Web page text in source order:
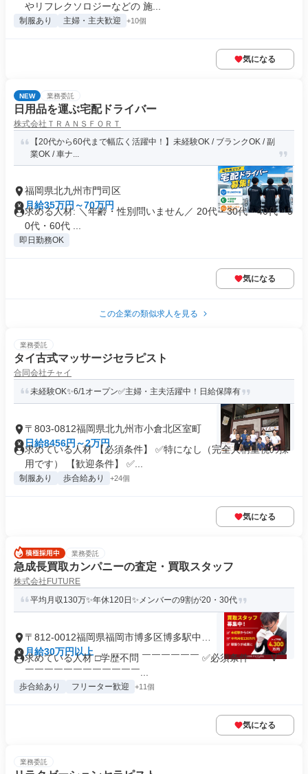
やリフレクソロジーなどの 施...
制服あり 主婦・主夫歓迎 +10個
気になる
NEW 業務委託
日用品を運ぶ宅配ドライバー
株式会社ＴＲＡＮＳＦＯＲＴ
【20代から60代まで幅広く活躍中！】未経験OK / ブランクOK / 副
業OK / 車ナ...
福岡県北九州市門司区
月給35万円～70万円
求める人材: ＼年齢・性別問いません／ 20代・30代・40代・5
0代・60代 ...
即日勤務OK
気になる
この企業の類似求人を見る
業務委託
タイ古式マッサージセラピスト
合同会社チャイ
未経験OK✨6/1オープン✅主婦・主夫活躍中！日給保障有
〒803-0812福岡県北九州市小倉北区室町
日給8456円～2万円
求めている人材 【必須条件】 ✅特になし（完全人柄重視の採
用です） 【歓迎条件】 ✅...
制服あり 歩合給あり +24個
気になる
業務委託
急成長買取カンパニーの査定・買取スタッフ
株式会社FUTURE
平均月収130万✨年休120日✨メンバーの9割が20・30代
〒812-0012福岡県福岡市博多区博多駅中央
街
月給30万円以上
求めている人材 □学歴不問 ￣￣￣￣￣￣ ✅必須条件 ￣￣V￣
￣￣￣￣￣￣￣￣￣￣￣￣...
歩合給あり フリーター歓迎 +11個
気になる
業務委託